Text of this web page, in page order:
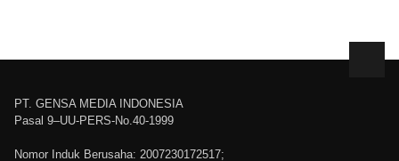
PT. GENSA MEDIA INDONESIA
Pasal 9–UU-PERS-No.40-1999
Nomor Induk Berusaha: 2007230172517;